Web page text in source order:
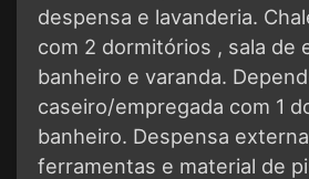
despensa e lavanderia.
com 2 dormitórios , sala de
banheiro e varanda.
caseiro/empregada com 1
banheiro. Despensa
ferramentas e material de